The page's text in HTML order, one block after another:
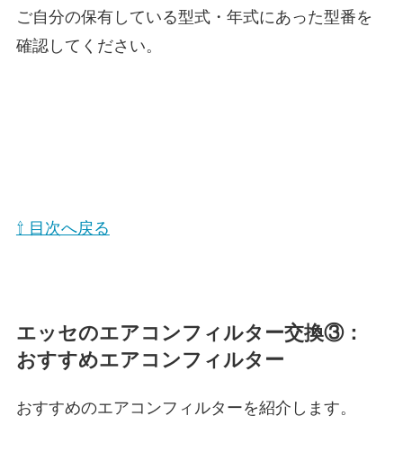
ご自分の保有している型式・年式にあった型番を
確認してください。
⇧ 目次へ戻る
エッセのエアコンフィルター交換③：
おすすめエアコンフィルター
おすすめのエアコンフィルターを紹介します。